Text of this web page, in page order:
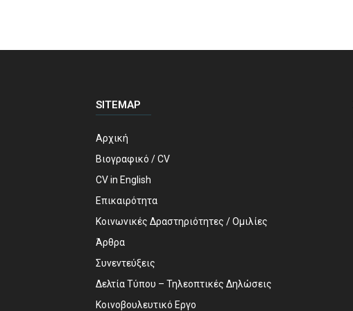
SITEMAP
Αρχική
Βιογραφικό / CV
CV in English
Επικαιρότητα
Κοινωνικές Δραστηριότητες / Ομιλίες
Άρθρα
Συνεντεύξεις
Δελτία Τύπου – Τηλεοπτικές Δηλώσεις
Κοινοβουλευτικό Εργο